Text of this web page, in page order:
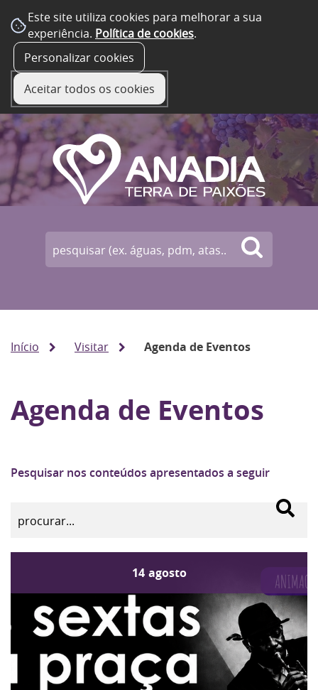
Este site utiliza cookies para melhorar a sua
experiência. Política de cookies.
Personalizar cookies
Aceitar todos os cookies
Início Visitar Agenda de Eventos
Agenda de Eventos
Pesquisar nos conteúdos apresentados a seguir
14 agosto